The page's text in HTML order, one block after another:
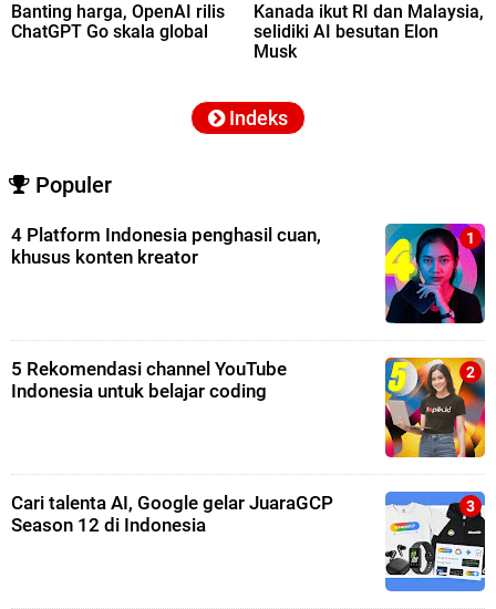
Banting harga, OpenAI rilis
ChatGPT Go skala global
Kanada ikut RI dan Malaysia,
selidiki AI besutan Elon
Musk
Indeks
Populer
4 Platform Indonesia penghasil cuan,
khusus konten kreator
5 Rekomendasi channel YouTube
Indonesia untuk belajar coding
Cari talenta AI, Google gelar JuaraGCP
Season 12 di Indonesia